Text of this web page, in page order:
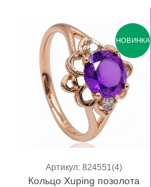
НОВИНКА
Артикул: 824551(4)
Кольцо Xuping позолота